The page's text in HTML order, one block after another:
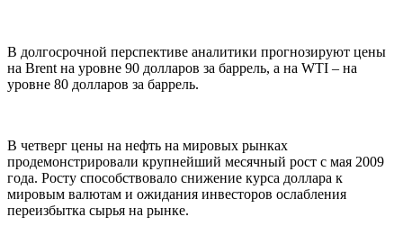
В долгосрочной перспективе аналитики прогнозируют цены
на Brent на уровне 90 долларов за баррель, а на WTI – на
уровне 80 долларов за баррель.
В четверг цены на нефть на мировых рынках
продемонстрировали крупнейший месячный рост с мая 2009
года. Росту способствовало снижение курса доллара к
мировым валютам и ожидания инвесторов ослабления
переизбытка сырья на рынке.